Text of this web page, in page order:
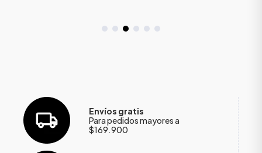
Envíos gratis
Para pedidos mayores a
$169.900